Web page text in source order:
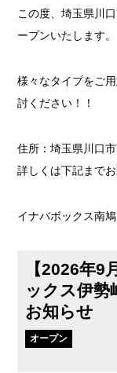
この度、埼玉県川
ープンいたします。
様々なタイプをご
討ください！！
住所：埼玉県川口
詳しくは下記まで
イナバボックス南
【2026年9
ックス伊
お知らせ
オープン